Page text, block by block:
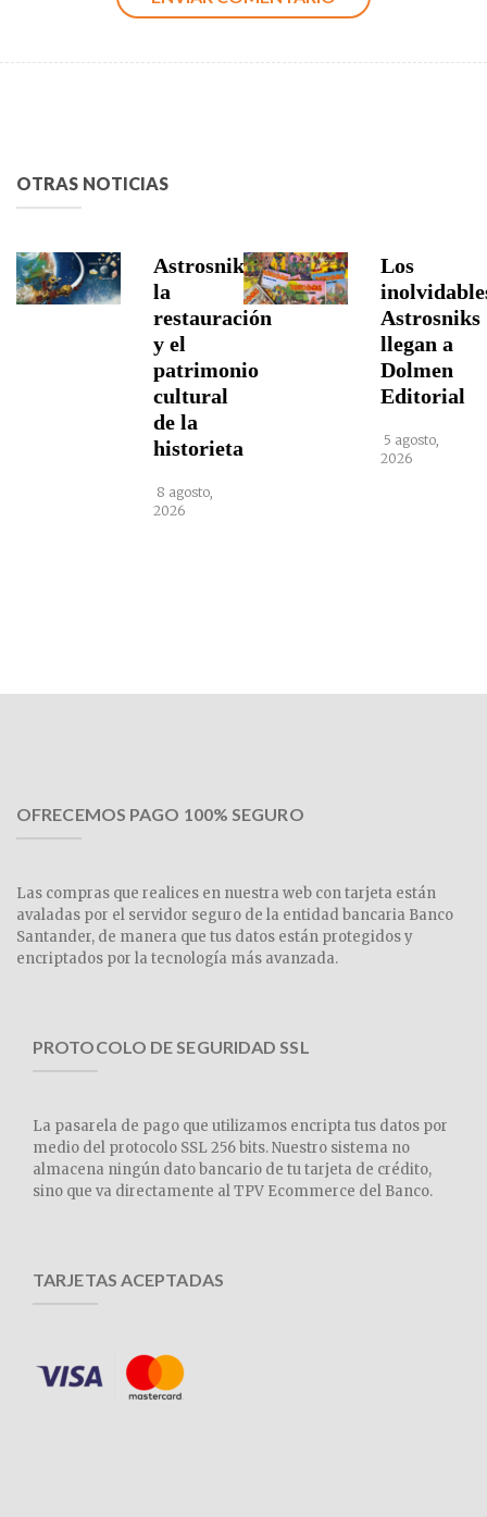
OTRAS NOTICIAS
Astrosniks,
la
restauración
y el
patrimonio
cultural
de la
historieta
8 agosto,
2026
Los
Astrosniks
llegan a
Dolmen
Editorial
5 agosto,
2026
OFRECEMOS PAGO 100% SEGURO
Las compras que realices en nuestra web con tarjeta están
avaladas por el servidor seguro de la entidad bancaria Banco
Santander, de manera que tus datos están protegidos y
encriptados por la tecnología más avanzada.
PROTOCOLO DE SEGURIDAD SSL
La pasarela de pago que utilizamos encripta tus datos por
medio del protocolo SSL 256 bits. Nuestro sistema no
almacena ningún dato bancario de tu tarjeta de crédito,
sino que va directamente al TPV Ecommerce del Banco.
TARJETAS ACEPTADAS